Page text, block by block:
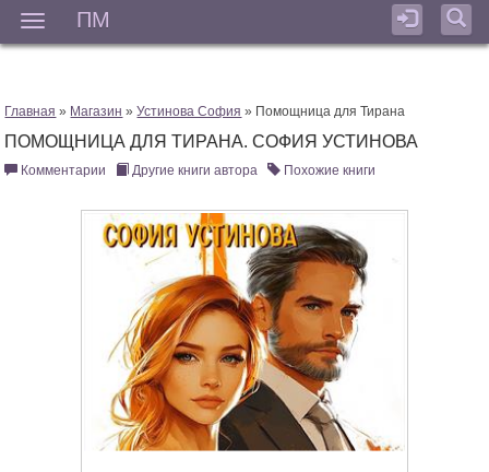
ПМ
Главная » Магазин »Устинова София » Помощница для Тирана
ПОМОЩНИЦА ДЛЯ ТИРАНА. СОФИЯ УСТИНОВА
Комментарии Другие книги автора Похожие книги